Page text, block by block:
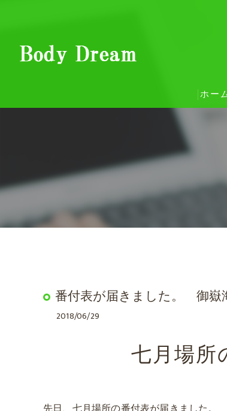
ホー
番付表が届きました。 御嶽
2018/06/29
七月場所